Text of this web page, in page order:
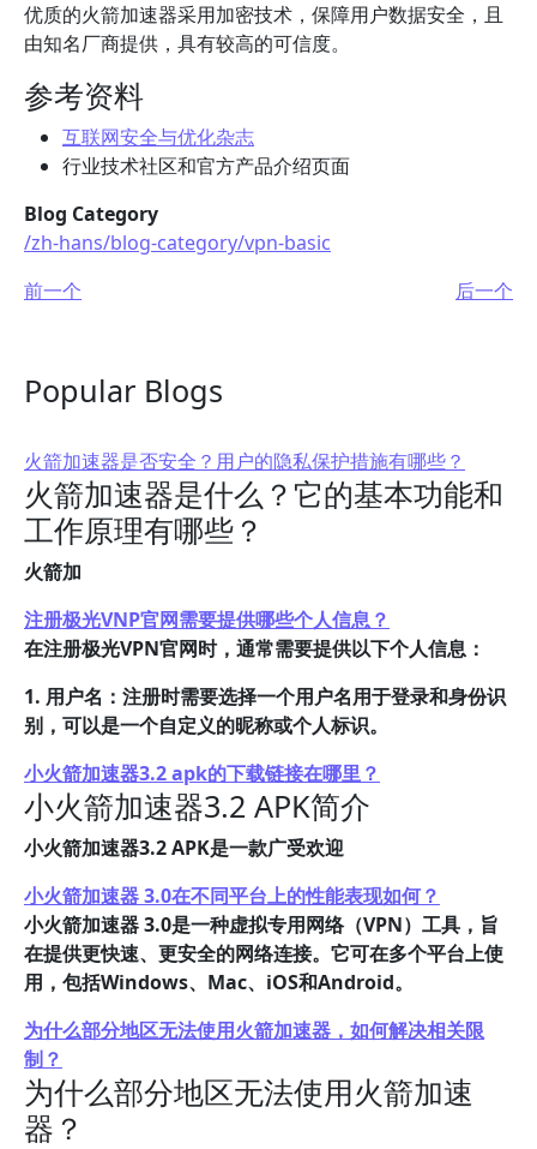
优质的火箭加速器采用加密技术，保障用户数据安全，且
由知名厂商提供，具有较高的可信度。
参考资料
互联网安全与优化杂志
行业技术社区和官方产品介绍页面
Blog Category
/zh-hans/blog-category/vpn-basic
前一个
后一个
Popular Blogs
火箭加速器是否安全？用户的隐私保护措施有哪些？
火箭加速器是什么？它的基本功能和
工作原理有哪些？
火箭加
注册极光VNP官网需要提供哪些个人信息？
在注册极光VPN官网时，通常需要提供以下个人信息：
1. 用户名：注册时需要选择一个用户名用于登录和身份识
别，可以是一个自定义的昵称或个人标识。
小火箭加速器3.2 apk的下载链接在哪里？
小火箭加速器3.2 APK简介
小火箭加速器3.2 APK是一款广受欢迎
小火箭加速器 3.0在不同平台上的性能表现如何？
小火箭加速器 3.0是一种虚拟专用网络（VPN）工具，旨
在提供更快速、更安全的网络连接。它可在多个平台上使
用，包括Windows、Mac、iOS和Android。
为什么部分地区无法使用火箭加速器，如何解决相关限
制？
为什么部分地区无法使用火箭加速
器？